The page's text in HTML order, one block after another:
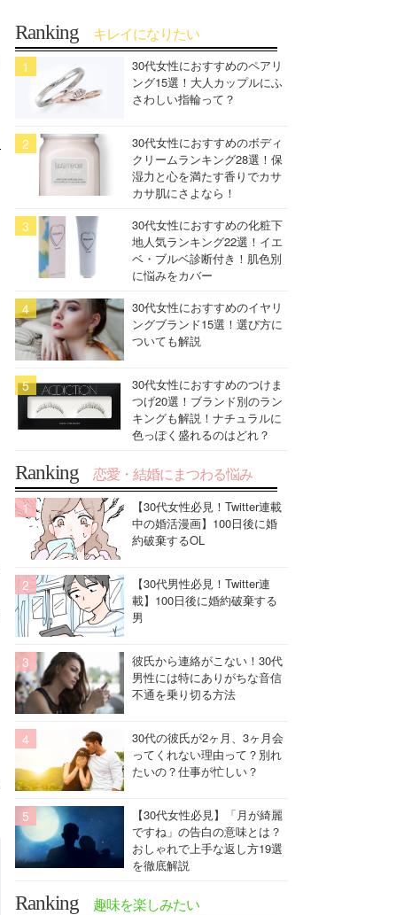
Ranking キレイになりたい
30代女性におすすめのペアリ
ング15選！大人カップルにふ
さわしい指輪って？
30代女性におすすめのボディ
クリームランキング28選！保
湿力と心を満たす香りでカサ
カサ肌にさよなら！
30代女性におすすめの化粧下
地人気ランキング22選！イエ
ベ・ブルベ診断付き！肌色別
に悩みをカバー
30代女性におすすめのイヤリ
ングブランド15選！選び方に
ついても解説
30代女性におすすめのつけま
つげ20選！ブランド別のラン
キングも解説！ナチュラルに
色っぽく盛れるのはどれ？
Ranking 恋愛・結婚にまつわる悩み
【30代女性必見！Twitter連載
中の婚活漫画】100日後に婚
約破棄するOL
【30代男性必見！Twitter連
載】100日後に婚約破棄する
男
彼氏から連絡がこない！30代
男性には特にありがちな音信
不通を乗り切る方法
30代の彼氏が2ヶ月、3ヶ月会
ってくれない理由って？別れ
たいの？仕事が忙しい？
【30代女性必見】「月が綺麗
ですね」の告白の意味とは？
おしゃれで上手な返し方19選
を徹底解説
Ranking 趣味を楽しみたい